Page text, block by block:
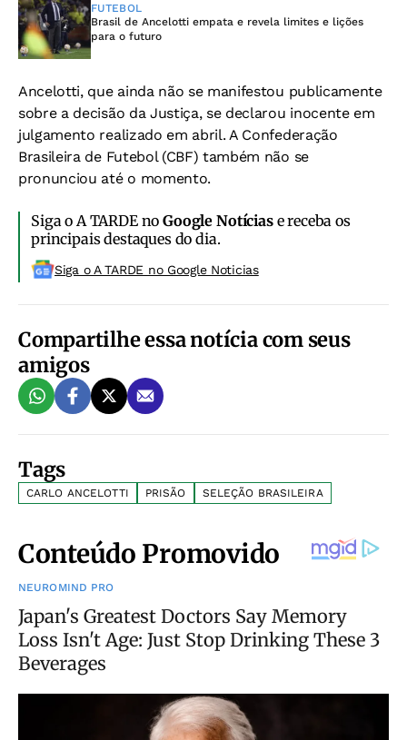
FUTEBOL
Brasil de Ancelotti empata e revela limites e lições
para o futuro
Ancelotti, que ainda não se manifestou publicamente
sobre a decisão da Justiça, se declarou inocente em
julgamento realizado em abril. A Confederação
Brasileira de Futebol (CBF) também não se
pronunciou até o momento.
Siga o A TARDE noGoogle Notíciase receba os
principais destaques do dia.
Siga o A TARDE no Google Noticias
Compartilhe essa notícia com seus
amigos
Tags
CARLO ANCELOTTI PRISÃO SELEÇÃO BRASILEIRA